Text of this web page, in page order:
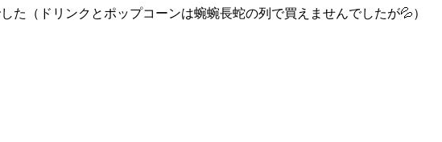
た（ドリンクとポップコーンは蜿蜿長蛇の列で買えませんでしたが💦）